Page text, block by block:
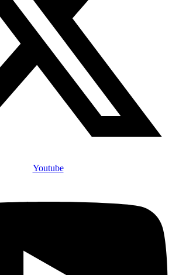
Youtube